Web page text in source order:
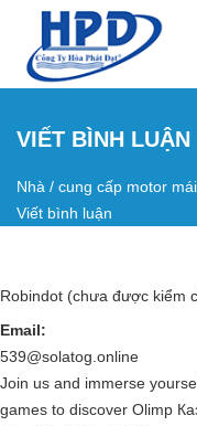
Nhảy đến nội dung
VIẾT BÌNH LUẬN
Bạn đang ở
Nhà / cung cấp motor
Viết bình luận
Robindot (chưa được kiểm
Email:
539@solatog.online
Join us and immerse
games to discover Olimp